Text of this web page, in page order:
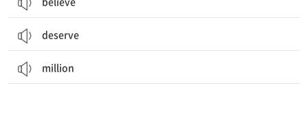
deserve
million